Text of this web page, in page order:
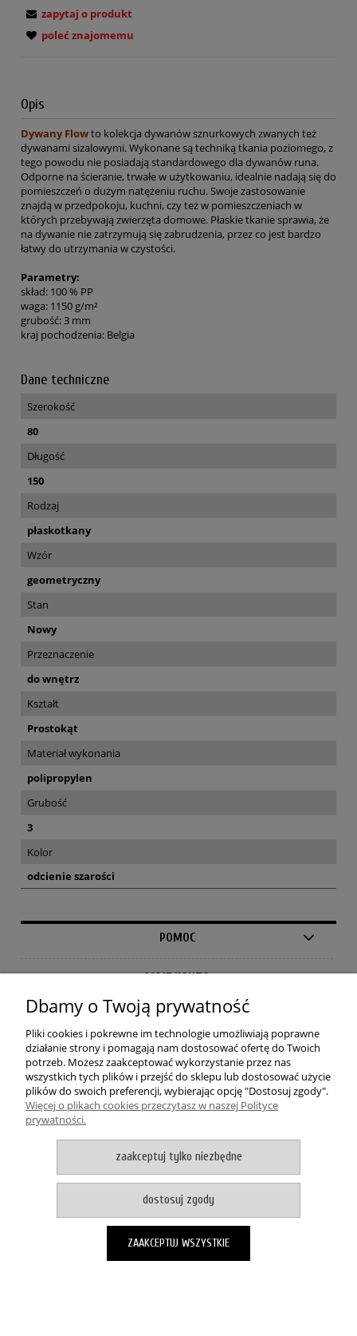
zapytaj o produkt
poleć znajomemu
Opis
Dywany Flowto kolekcja dywanów sznurkowych zwanych też
dywanami sizalowymi. Wykonane są techniką tkania poziomego, z
tego powodu nie posiadają standardowego dla dywanów runa.
Odporne na ścieranie, trwałe w użytkowaniu, idealnie nadają się do
pomieszczeń o dużym natężeniu ruchu. Swoje zastosowanie
znajdą w przedpokoju, kuchni, czy też w pomieszczeniach w
których przebywają zwierzęta domowe. Płaskie tkanie sprawia, że
na dywanie nie zatrzymują się zabrudzenia, przez co jest bardzo
łatwy do utrzymania w czystości.
Parametry:
skład: 100 % PP
waga: 1150 g/m²
grubość: 3 mm
kraj pochodzenia: Belgia
Dane techniczne
Szerokość
80
Długość
150
Rodzaj
płaskotkany
Wzór
geometryczny
Stan
Nowy
Przeznaczenie
do wnętrz
Kształt
Prostokąt
Materiał wykonania
polipropylen
Grubość
3
Kolor
odcienie szarości
POMOC
MOJE KONTO
PŁATNOŚCI I DOSTAWA
INFORMACJE
O NAS
kujawsko-pomorskie | tel.: 732 220 231 / 578 919 415 | mail:
shop@dywanowo.pl
Aby dodawać produkty do przechowalni musisz być zalogowany
pokaż pełną wersję strony
Sklep internetowy Shoper Premium
Dbamy o Twoją prywatność
Pliki cookies i pokrewne im technologie umożliwiają poprawne
działanie strony i pomagają nam dostosować ofertę do Twoich
potrzeb. Możesz zaakceptować wykorzystanie przez nas
wszystkich tych plików i przejść do sklepu lub dostosować użycie
plików do swoich preferencji, wybierając opcję "Dostosuj zgody".
Więcej o plikach cookies przeczytasz w naszej Polityce
prywatności.
zaakceptuj tylko niezbędne
dostosuj zgody
ZAAKCEPTUJ WSZYSTKIE